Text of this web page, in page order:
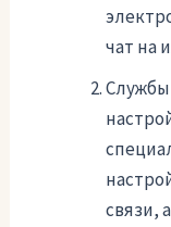
чат на
связи,